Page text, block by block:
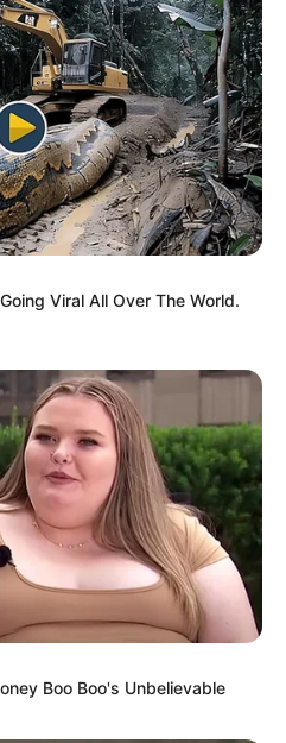
di
7 Potret
Berusia
Viral All Over The World.
Boo Boo's Unbelievable